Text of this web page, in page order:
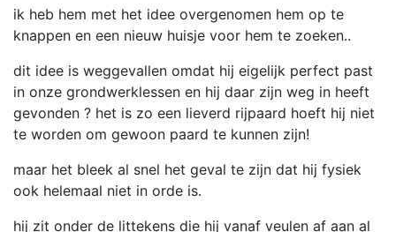
ik heb hem met het idee overgenomen hem op te
knappen en een nieuw huisje voor hem te zoeken..
dit idee is weggevallen omdat hij eigelijk perfect past
in onze grondwerklessen en hij daar zijn weg in heeft
gevonden ? het is zo een lieverd rijpaard hoeft hij niet
te worden om gewoon paard te kunnen zijn!
maar het bleek al snel het geval te zijn dat hij fysiek
ook helemaal niet in orde is.
hij zit onder de littekens die hij vanaf veulen af aan al